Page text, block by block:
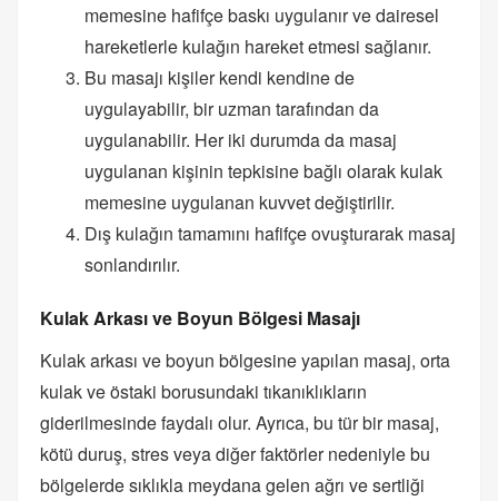
memesine hafifçe baskı uygulanır ve dairesel
hareketlerle kulağın hareket etmesi sağlanır.
Bu masajı kişiler kendi kendine de
uygulayabilir, bir uzman tarafından da
uygulanabilir. Her iki durumda da masaj
uygulanan kişinin tepkisine bağlı olarak kulak
memesine uygulanan kuvvet değiştirilir.
Dış kulağın tamamını hafifçe ovuşturarak masaj
sonlandırılır.
Kulak Arkası ve Boyun Bölgesi Masajı
Kulak arkası ve boyun bölgesine yapılan masaj, orta
kulak ve östaki borusundaki tıkanıklıkların
giderilmesinde faydalı olur. Ayrıca, bu tür bir masaj,
kötü duruş, stres veya diğer faktörler nedeniyle bu
bölgelerde sıklıkla meydana gelen ağrı ve sertliği